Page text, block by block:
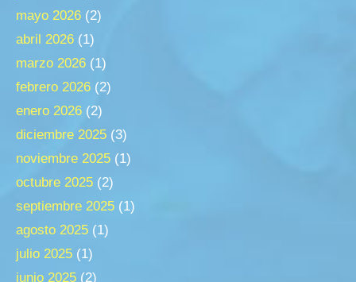
mayo 2026 (2)
abril 2026 (1)
marzo 2026 (1)
febrero 2026 (2)
enero 2026 (2)
diciembre 2025 (3)
noviembre 2025 (1)
octubre 2025 (2)
septiembre 2025 (1)
agosto 2025 (1)
julio 2025 (1)
junio 2025 (2)